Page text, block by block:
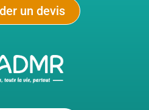
un devis